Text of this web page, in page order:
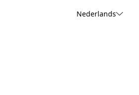
Nederlands